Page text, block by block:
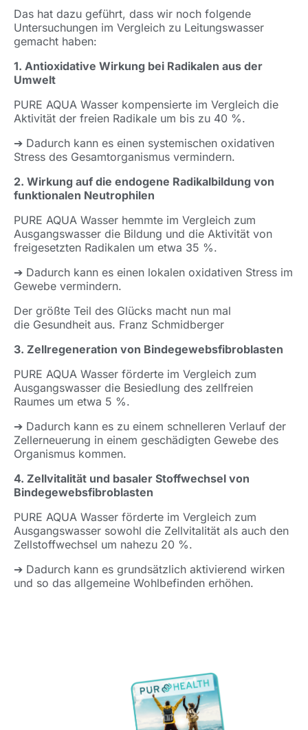
Das hat dazu geführt, dass wir noch folgende
Untersuchungen im Vergleich zu Leitungswasser
gemacht haben:
1. Antioxidative Wirkung bei Radikalen aus der
Umwelt
PURE AQUA Wasser kompensierte im Vergleich die
Aktivität der freien Radikale um bis zu 40 %.
➔ Dadurch kann es einen systemischen oxidativen
Stress des Gesamtorganismus vermindern.
2. Wirkung auf die endogene Radikalbildung von
funktionalen Neutrophilen
PURE AQUA Wasser hemmte im Vergleich zum
Ausgangswasser die Bildung und die Aktivität von
freigesetzten Radikalen um etwa 35 %.
➔ Dadurch kann es einen lokalen oxidativen Stress im
Gewebe vermindern.
Der größte Teil des Glücks macht nun mal
die Gesundheit aus. Franz Schmidberger
3. Zellregeneration von Bindegewebsfibroblasten
PURE AQUA Wasser förderte im Vergleich zum
Ausgangswasser die Besiedlung des zellfreien
Raumes um etwa 5 %.
➔ Dadurch kann es zu einem schnelleren Verlauf der
Zellerneuerung in einem geschädigten Gewebe des
Organismus kommen.
4. Zellvitalität und basaler Stoffwechsel von
Bindegewebsfibroblasten
PURE AQUA Wasser förderte im Vergleich zum
Ausgangswasser sowohl die Zellvitalität als auch den
Zellstoffwechsel um nahezu 20 %.
➔ Dadurch kann es grundsätzlich aktivierend wirken
und so das allgemeine Wohlbefinden erhöhen.